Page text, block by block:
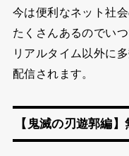
今は便利なネット社
たくさんあるのでい
リアルタイム以外に
配信されます。
【鬼滅の刃遊郭編